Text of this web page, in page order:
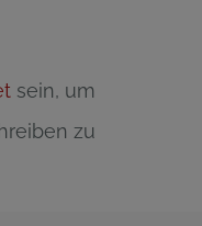
sein, um
zu